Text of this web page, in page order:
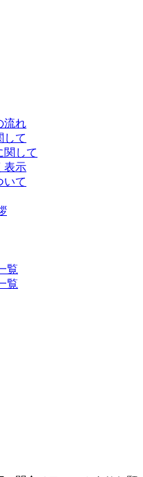
流れ
して
関して
表示
いて
覧
覧